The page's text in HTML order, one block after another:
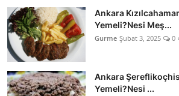
Ankara
Yemeli?Nesi Meş...
Gurme Şubat 3, 2025 0
Ankara
Yemeli?Nesi ...